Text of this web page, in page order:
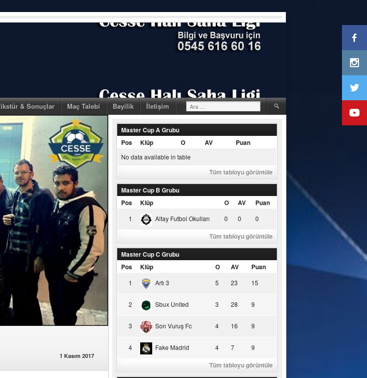
& Sonuçlar Maç Talebi Bayilik İletişim Arama:
1 Kasım 2017
Master Cup A Grubu
Pos
Klüp O AV Puan
No data available in table
Tüm tabloyu görüntüle
Master Cup B Grubu
Pos
Klüp O AV Puan
1 Altay Futbol Okulları 0 0 0
Tüm tabloyu görüntüle
Master Cup C Grubu
Pos
Klüp O AV Puan
1 Artı 3 5 23 15
2 Sbux United 3 28 9
3 Son Vuruş Fc 4 16 9
4 Fake Madrid 4 7 9
Tüm tabloyu görüntüle